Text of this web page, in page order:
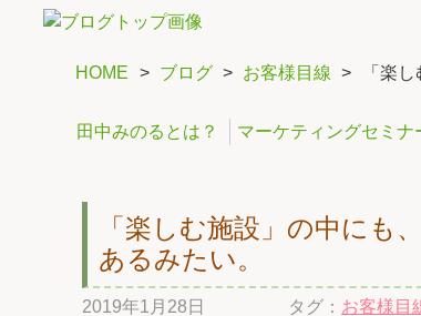
HOME > ブログ > お客様目線 > 「楽
田中みのるとは？ マーケティングセミナ
「楽しむ施設」の中にも
あるみたい。
2019年1月28日 タグ： お客様目